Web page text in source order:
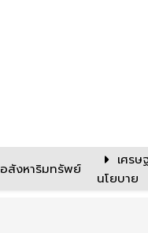
อสังหาริมทรัพย์
เศรษ
นโยบาย